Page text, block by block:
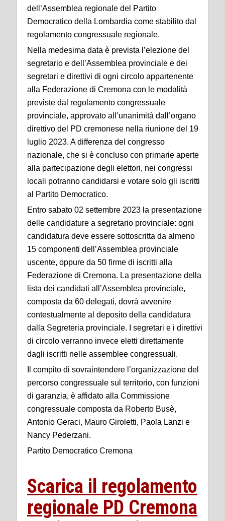
dell’Assemblea regionale del Partito
Democratico della Lombardia come stabilito dal
regolamento congressuale regionale.
Nella medesima data è prevista l’elezione del
segretario e dell’Assemblea provinciale e dei
segretari e direttivi di ogni circolo appartenente
alla Federazione di Cremona con le modalità
previste dal regolamento congressuale
provinciale, approvato all’unanimità dall’organo
direttivo del PD cremonese nella riunione del 19
luglio 2023. A differenza del congresso
nazionale, che si è concluso con primarie aperte
alla partecipazione degli elettori, nei congressi
locali potranno candidarsi e votare solo gli iscritti
al Partito Democratico.
Entro sabato 02 settembre 2023 la presentazione
delle candidature a segretario provinciale: ogni
candidatura deve essere sottoscritta da almeno
15 componenti dell’Assemblea provinciale
uscente, oppure da 50 firme di iscritti alla
Federazione di Cremona. La presentazione della
lista dei candidati all’Assemblea provinciale,
composta da 60 delegati, dovrà avvenire
contestualmente al deposito della candidatura
dalla Segreteria provinciale. I segretari e i direttivi
di circolo verranno invece eletti direttamente
dagli iscritti nelle assemblee congressuali.
Il compito di sovraintendere l’organizzazione del
percorso congressuale sul territorio, con funzioni
di garanzia, è affidato alla Commissione
congressuale composta da Roberto Busè,
Antonio Geraci, Mauro Giroletti, Paola Lanzi e
Nancy Pederzani.
Partito Democratico Cremona
Scarica il regolamento
regionale PD Cremona